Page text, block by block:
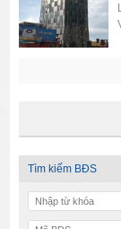
Tìm kiếm BĐS